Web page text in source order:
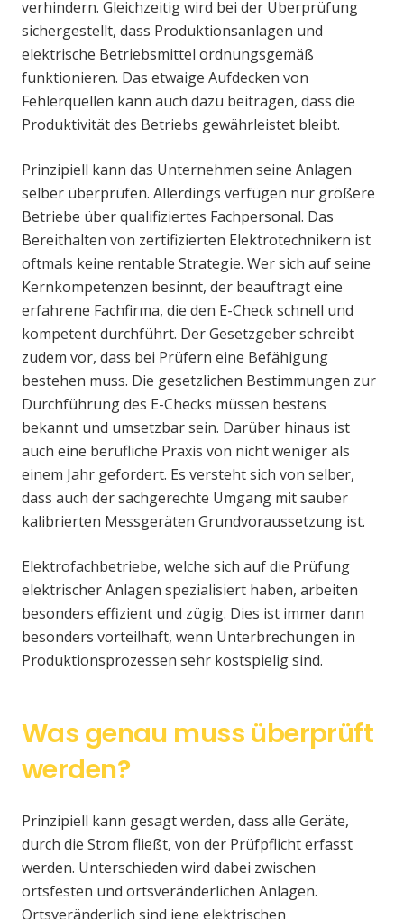
verhindern. Gleichzeitig wird bei der Überprüfung
sichergestellt, dass Produktionsanlagen und
elektrische Betriebsmittel ordnungsgemäß
funktionieren. Das etwaige Aufdecken von
Fehlerquellen kann auch dazu beitragen, dass die
Produktivität des Betriebs gewährleistet bleibt.
Prinzipiell kann das Unternehmen seine Anlagen
selber überprüfen. Allerdings verfügen nur größere
Betriebe über qualifiziertes Fachpersonal. Das
Bereithalten von zertifizierten Elektrotechnikern ist
oftmals keine rentable Strategie. Wer sich auf seine
Kernkompetenzen besinnt, der beauftragt eine
erfahrene Fachfirma, die den E-Check schnell und
kompetent durchführt. Der Gesetzgeber schreibt
zudem vor, dass bei Prüfern eine Befähigung
bestehen muss. Die gesetzlichen Bestimmungen zur
Durchführung des E-Checks müssen bestens
bekannt und umsetzbar sein. Darüber hinaus ist
auch eine berufliche Praxis von nicht weniger als
einem Jahr gefordert. Es versteht sich von selber,
dass auch der sachgerechte Umgang mit sauber
kalibrierten Messgeräten Grundvoraussetzung ist.
Elektrofachbetriebe, welche sich auf die Prüfung
elektrischer Anlagen spezialisiert haben, arbeiten
besonders effizient und zügig. Dies ist immer dann
besonders vorteilhaft, wenn Unterbrechungen in
Produktionsprozessen sehr kostspielig sind.
Was genau muss überprüft
werden?
Prinzipiell kann gesagt werden, dass alle Geräte,
durch die Strom fließt, von der Prüfpflicht erfasst
werden. Unterschieden wird dabei zwischen
ortsfesten und ortsveränderlichen Anlagen.
Ortsveränderlich sind jene elektrischen